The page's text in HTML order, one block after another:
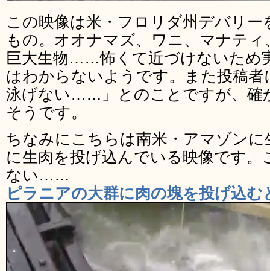
この映像は米・フロリダ州デバリ
もの。オオナマズ、ワニ、マナテ
巨大生物……怖くて近づけないため
はわからないようです。また投稿
泳げない……」とのことですが、確
そうです。
ちなみにこちらは南米・アマゾン
に生肉を投げ込んでいる映像です
ない……
ピラニアの大群に肉の塊を投げ込